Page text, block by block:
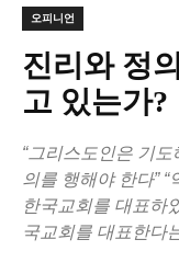
오피니언
진리와 정
고 있는가?
“그리스도인은 기
의를 행해야 한다”
한국교회를 대표하
국교회를 대표한다